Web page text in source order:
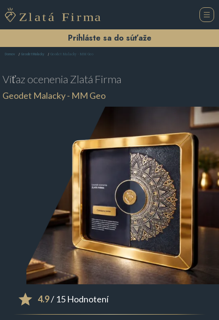
Prihláste sa do súťaže
Domov Geodet Malacky Geodet Malacky - MM Geo
Víťaz ocenenia Zlatá Firma
Geodet Malacky - MM Geo
4.9/ 15 Hodnotení